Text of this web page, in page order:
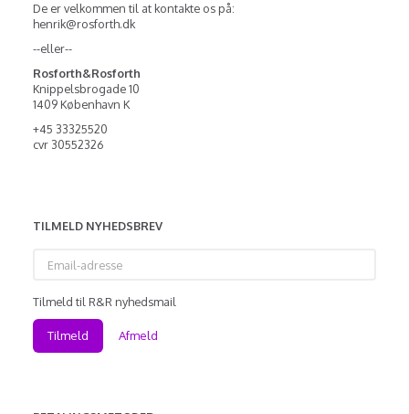
De er velkommen til at kontakte os på:
henrik@rosforth.dk
--eller--
Rosforth&Rosforth
Knippelsbrogade 10
1409 København K
+45 33325520
cvr 30552326
TILMELD NYHEDSBREV
adresse
Tilmeld til R&R nyhedsmail
Tilmeld Afmeld